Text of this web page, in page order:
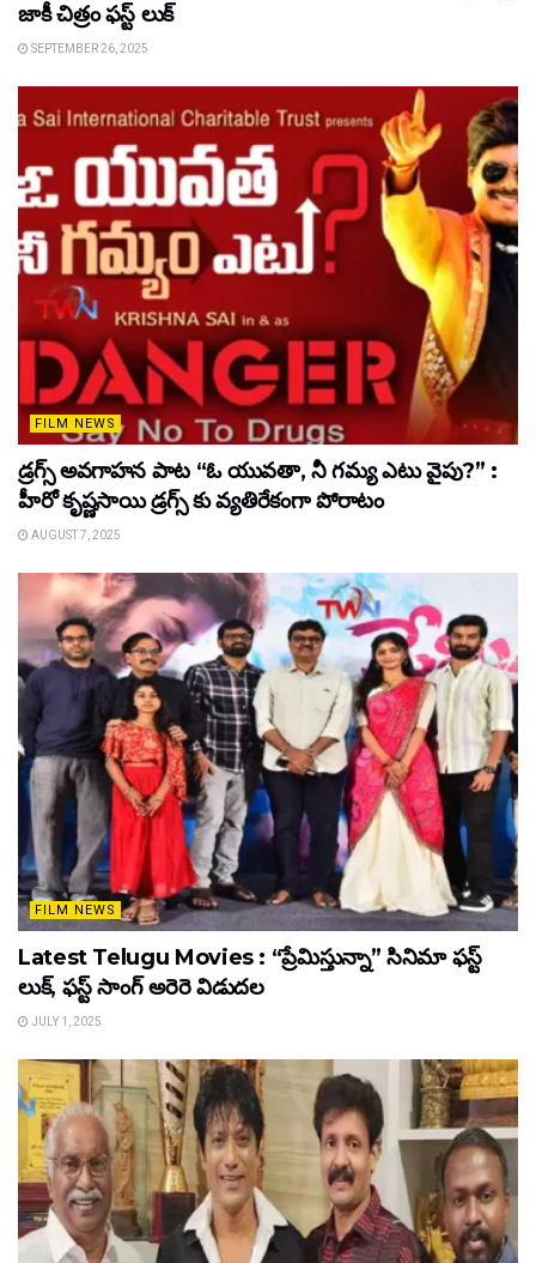
జాకీ చిత్రం ఫస్ట్ లుక్
SEPTEMBER 26, 2025
FILM NEWS
డ్రగ్స్ అవగాహన పాట “ఓ యువతా, నీ గమ్య ఎటు వైపు?” :
హీరో కృష్ణసాయి డ్రగ్స్ కు వ్యతిరేకంగా పోరాటం
AUGUST 7, 2025
FILM NEWS
Latest Telugu Movies : “ప్రేమిస్తున్నా” సినిమా ఫస్ట్
లుక్, ఫస్ట్ సాంగ్ అరెరె విడుదల
JULY 1, 2025